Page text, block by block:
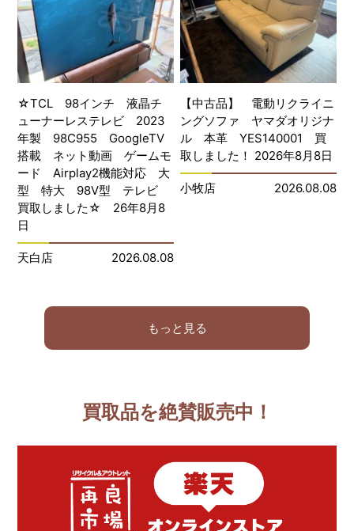
☆TCL 98インチ 液晶チ
ューナーレステレビ 2023
年製 98C955 GoogleTV
搭載 ネット動画 ゲームモ
ード Airplay2機能対応 大
型 特大 98V型 テレビ
買取しました☆ 26年8月8
日
天白店 2026.08.08
【中古品】 電動リクライニ
ングソファ ヤマダオリジナ
ル 本革 YES140001 買
取しました！ 2026年8月8日
小牧店 2026.08.08
もっと見る
買取品を絶賛販売中！